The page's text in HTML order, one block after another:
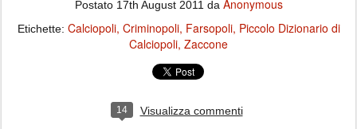
Postato 17th August 2011 da Anonymous
Etichette: Calciopoli Criminopoli Farsopoli Piccolo Dizionario di
Calciopoli Zaccone
14 Visualizza commenti